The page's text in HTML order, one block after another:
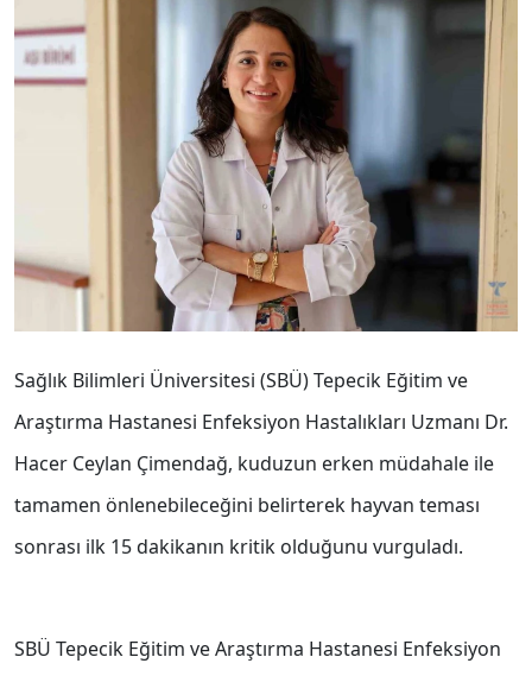
Sağlık Bilimleri Üniversitesi (SBÜ) Tepecik Eğitim ve
Araştırma Hastanesi Enfeksiyon Hastalıkları Uzmanı Dr.
Hacer Ceylan Çimendağ, kuduzun erken müdahale ile
tamamen önlenebileceğini belirterek hayvan teması
sonrası ilk 15 dakikanın kritik olduğunu vurguladı.
SBÜ Tepecik Eğitim ve Araştırma Hastanesi Enfeksiyon